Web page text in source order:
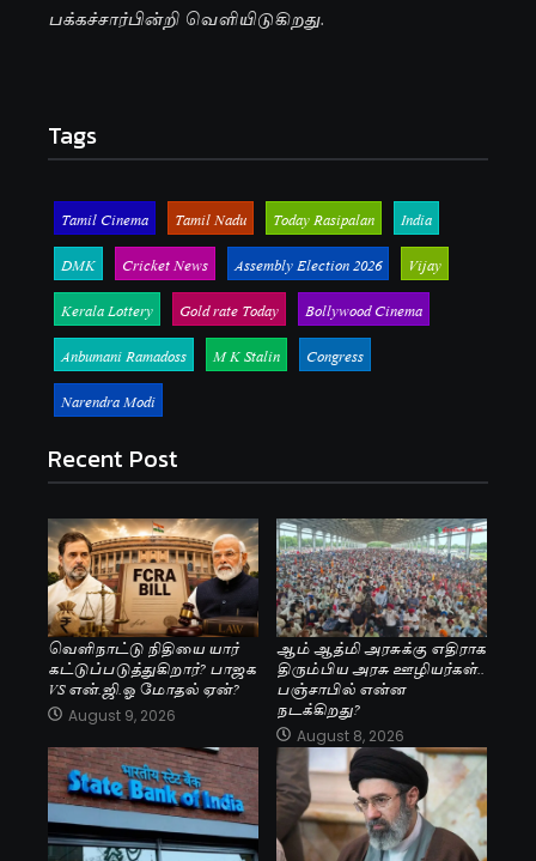
பக்கச்சார்பின்றி வெளியிடுகிறது.
Tags
Tamil Cinema Tamil Nadu Today Rasipalan
India
DMK
Cricket News Assembly Election 2026
Vijay
Kerala Lottery
Gold rate Today
Bollywood Cinema
Anbumani Ramadoss
M K Stalin
Congress
Narendra Modi
Recent Post
வெளிநாட்டு நிதியை யார்
கட்டுப்படுத்துகிறார்? பாஜக
VS என்.ஜி.ஓ மோதல் ஏன்?
August 9, 2026
ஆம் ஆத்மி அரசுக்கு எதிராக
திரும்பிய அரசு ஊழியர்கள்..
பஞ்சாபில் என்ன
நடக்கிறது?
August 8, 2026